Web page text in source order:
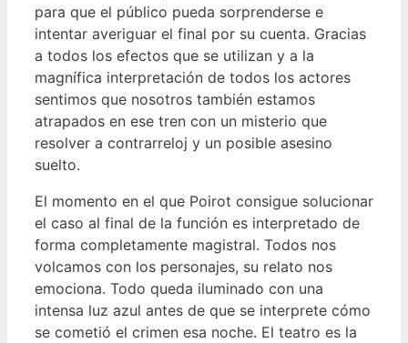
para que el público pueda sorprenderse e
intentar averiguar el final por su cuenta. Gracias
a todos los efectos que se utilizan y a la
magnífica interpretación de todos los actores
sentimos que nosotros también estamos
atrapados en ese tren con un misterio que
resolver a contrarreloj y un posible asesino
suelto.
El momento en el que Poirot consigue solucionar
el caso al final de la función es interpretado de
forma completamente magistral. Todos nos
volcamos con los personajes, su relato nos
emociona. Todo queda iluminado con una
intensa luz azul antes de que se interprete cómo
se cometió el crimen esa noche. El teatro es la